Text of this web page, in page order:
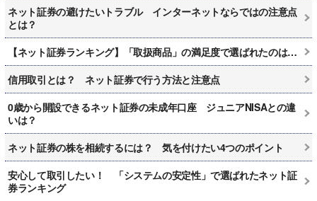
ネット証券の避けたいトラブル インターネットならではの注意点
とは？
【ネット証券ランキング】「取扱商品」の満足度で選ばれたのは…
信用取引とは？ ネット証券で行う方法と注意点
0歳から開設できるネット証券の未成年口座 ジュニアNISAとの違
いは？
ネット証券の株を相続するには？ 気を付けたい4つのポイント
安心して取引したい！ 「システムの安定性」で選ばれたネット証
券ランキング